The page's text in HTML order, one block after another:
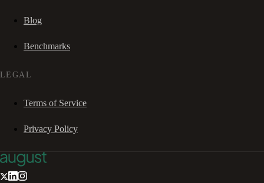
Blog
Benchmarks
LEGAL
Terms of Service
Privacy Policy